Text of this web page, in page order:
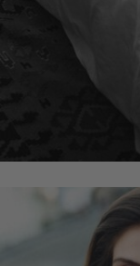
banner:blazers